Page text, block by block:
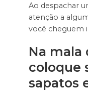
Ao despachar
atenção a
você cheguem
Na mala
coloque
sapatos